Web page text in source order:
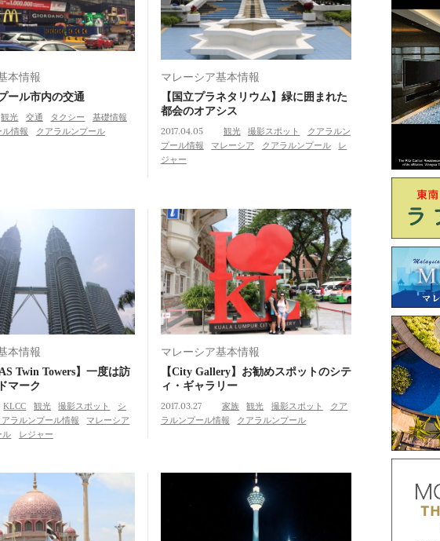
本情報
ール市内の交通
観光 交通 タクシー
基礎情報
ル情報
クアラルンプール
マレーシア基本情報
【国立プラネタリウム】緑に囲まれた
都会のオアシス
2017.04.05 観光 撮影スポット
クアラルン
プール情報
マレーシア クアラルンプール
レ
ジャー
本情報
Twin Towers】一度は訪
マーク
KLCC 観光 撮影スポット
シ
アラルンプール情報
マレーシア
ル
レジャー
マレーシア基本情報
【City Gallery】お勧めスポットのシテ
ィ・ギャラリー
2017.03.27 家族 観光 撮影スポット
クア
ラルンプール情報
クアラルンプール